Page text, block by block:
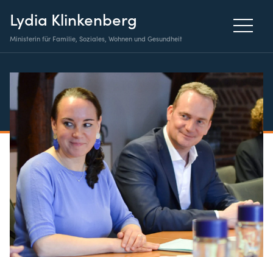
Lydia Klinkenberg
Ministerin für Familie, Soziales, Wohnen und Gesundheit